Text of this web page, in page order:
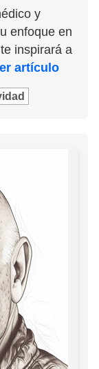
y
enfoque en
inspirará a
artículo